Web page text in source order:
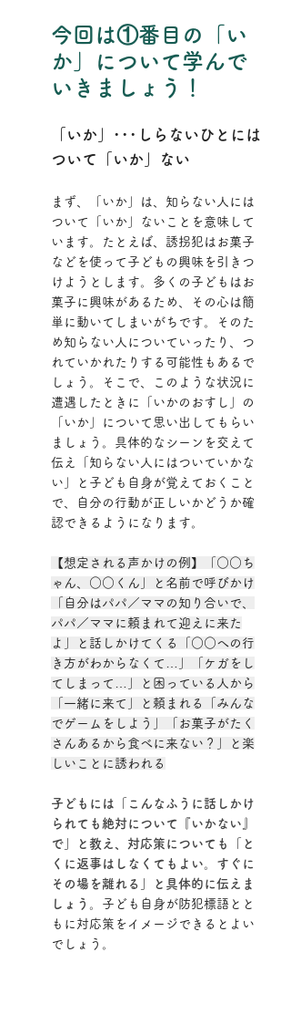
今回は①番目の「い
か」について学んで
いきましょう！
「いか」･･･しらないひとには
ついて「いか」ない
まず、「いか」は、知らない人には
ついて「いか」ないことを意味して
います。たとえば、誘拐犯はお菓子
などを使って子どもの興味を引きつ
けようとします。多くの子どもはお
菓子に興味があるため、その心は簡
単に動いてしまいがちです。そのた
め知らない人についていったり、つ
れていかれたりする可能性もあるで
しょう。そこで、このような状況に
遭遇したときに「いかのおすし」の
「いか」について思い出してもらい
ましょう。具体的なシーンを交えて
伝え「知らない人にはついていかな
い」と子ども自身が覚えておくこと
で、自分の行動が正しいかどうか確
認できるようになります。
【想定される声かけの例】「○○ち
ゃん、○○くん」と名前で呼びかけ
「自分はパパ／ママの知り合いで、
パパ／ママに頼まれて迎えに来た
よ」と話しかけてくる「○○への行
き方がわからなくて…」「ケガをし
てしまって…」と困っている人から
「一緒に来て」と頼まれる「みんな
でゲームをしよう」「お菓子がたく
さんあるから食べに来ない？」と楽
しいことに誘われる
子どもには「こんなふうに話しかけ
られても絶対について『いかない』
で」と教え、対応策についても「と
くに返事はしなくてもよい。すぐに
その場を離れる」と具体的に伝えま
しょう。 子ども自身が防犯標語とと
もに対応策をイメージできるとよい
でしょう。